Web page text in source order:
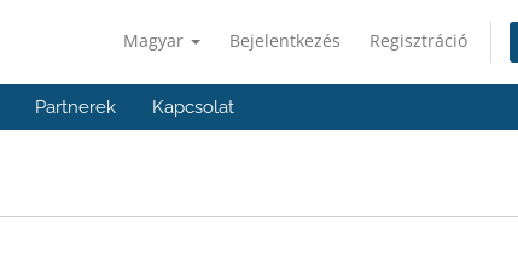
Magyar Bejelentkezés Regisztráció
Partnerek Kapcsolat